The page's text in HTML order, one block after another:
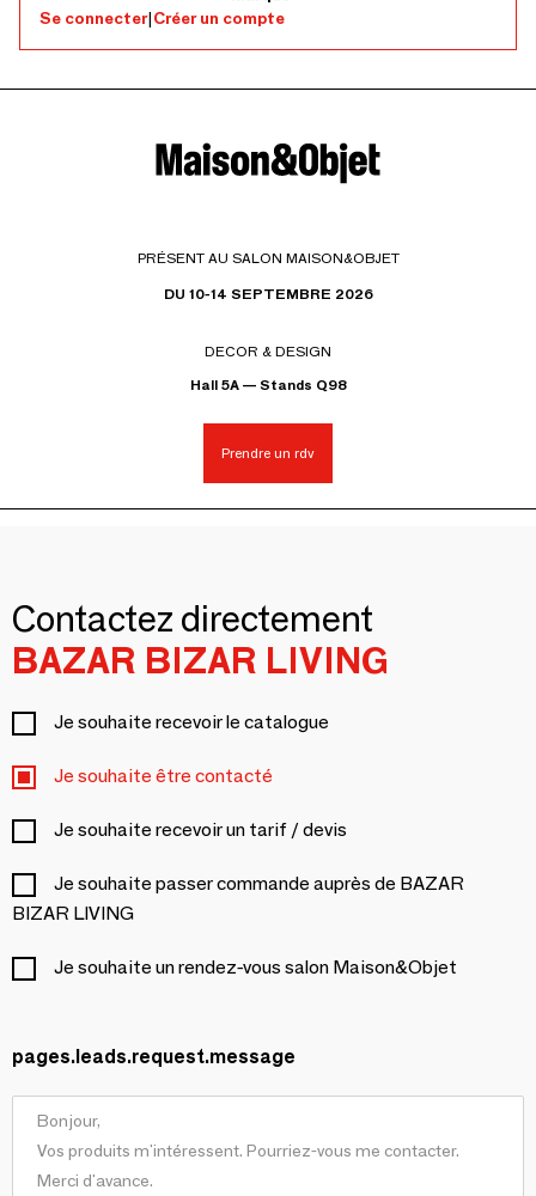
Se connecter|Créer un compte
PRÉSENT AU SALON MAISON&OBJET
DU 10-14 SEPTEMBRE 2026
DECOR & DESIGN
Hall 5A — Stands Q98
Prendre un rdv
Contactez directement
BAZAR BIZAR LIVING
Je souhaite recevoir le catalogue
Je souhaite être contacté
Je souhaite recevoir un tarif / devis
Je souhaite passer commande auprès de BAZAR
BIZAR LIVING
Je souhaite un rendez-vous salon Maison&Objet
pages.leads.request.message